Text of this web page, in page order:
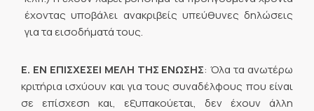
έχοντας υποβάλει ανακριβείς υπεύθυνες δηλώσεις
για τα εισοδήματά τους.
Ε. ΕΝ ΕΠΙΣΧΕΣΕΙ ΜΕΛΗ ΤΗΣ ΕΝΩΣΗΣ: Όλα τα ανωτέρω
κριτήρια ισχύουν και για τους συναδέλφους που είναι
σε επίσχεση και, εξυπακούεται, δεν έχουν άλλη